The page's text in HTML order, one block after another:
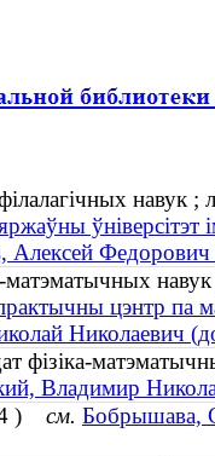
навук ;
Алексей Федорович
матэматычных
цэнтр па
Николаевич
фізіка-
Владимир
) см. Бобрышава,